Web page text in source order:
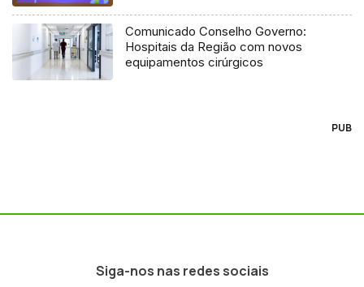
Comunicado Conselho Governo:
Hospitais da Região com novos
equipamentos cirúrgicos
PUB
Siga-nos nas redes sociais